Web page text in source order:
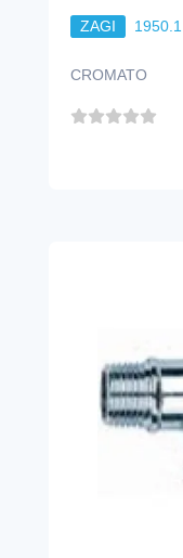
ZAGI 1950.1
CROMATO